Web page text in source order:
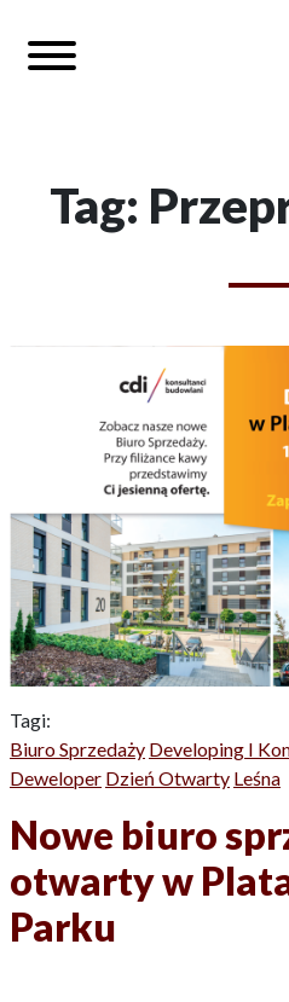
Tag:
Tagi:
Biuro Sprzedaży Developing I
Deweloper Dzień Otwarty Leśna
Nowe biuro
otwarty w
Parku